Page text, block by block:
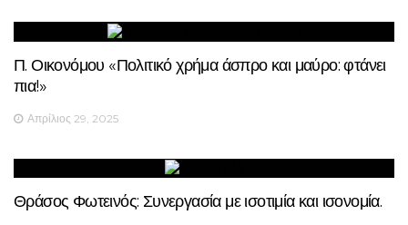
Π. Οικονόμου «Πολιτικό χρήμα άσπρο και μαύρο: φτάνει
πια!»
Απρίλιος 29, 2025
Θράσος Φωτεινός: Συνεργασία με ισοτιμία και ισονομία.